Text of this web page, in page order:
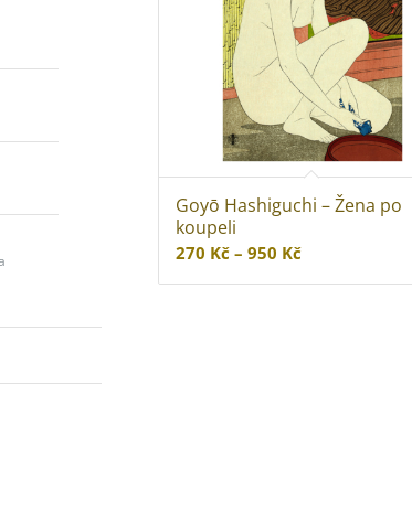
Goyō Hashiguchi – Žena po
koupeli
270 Kč – 950 KčRozpětí